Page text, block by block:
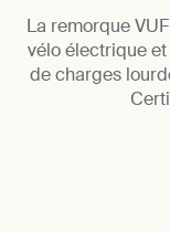
La remorque
vélo électrique
de charges